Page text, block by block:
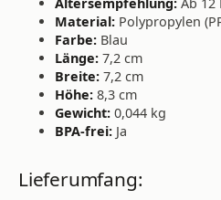
Material: Polypropylen
Farbe: Blau
Länge: 7,2 cm
Breite: 7,2 cm
Höhe: 8,3 cm
Gewicht: 0,044 kg
BPA-frei: Ja
Lieferumfang: